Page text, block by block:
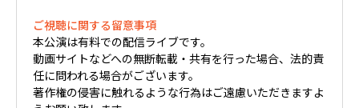
ご視聴に関する留意事項
本公演は有料での配信ライブです。
動画サイトなどへの無断転載・共有を行った場合、法的責
任に問われる場合がございます。
著作権の侵害に触れるような行為はご遠慮いただきますよ